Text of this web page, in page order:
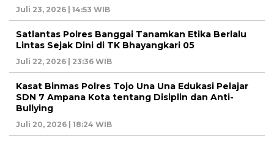
Juli 23, 2026 | 14:53 WIB
Satlantas Polres Banggai Tanamkan Etika Berlalu
Lintas Sejak Dini di TK Bhayangkari 05
Juli 22, 2026 | 23:36 WIB
Kasat Binmas Polres Tojo Una Una Edukasi Pelajar
SDN 7 Ampana Kota tentang Disiplin dan Anti-
Bullying
Juli 20, 2026 | 18:24 WIB